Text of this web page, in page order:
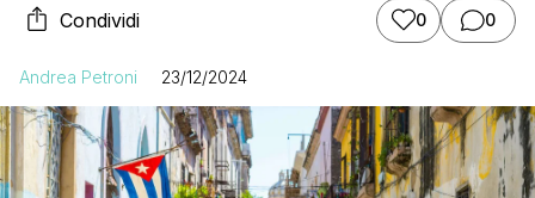
Condividi 0 0
Andrea Petroni 23/12/2024